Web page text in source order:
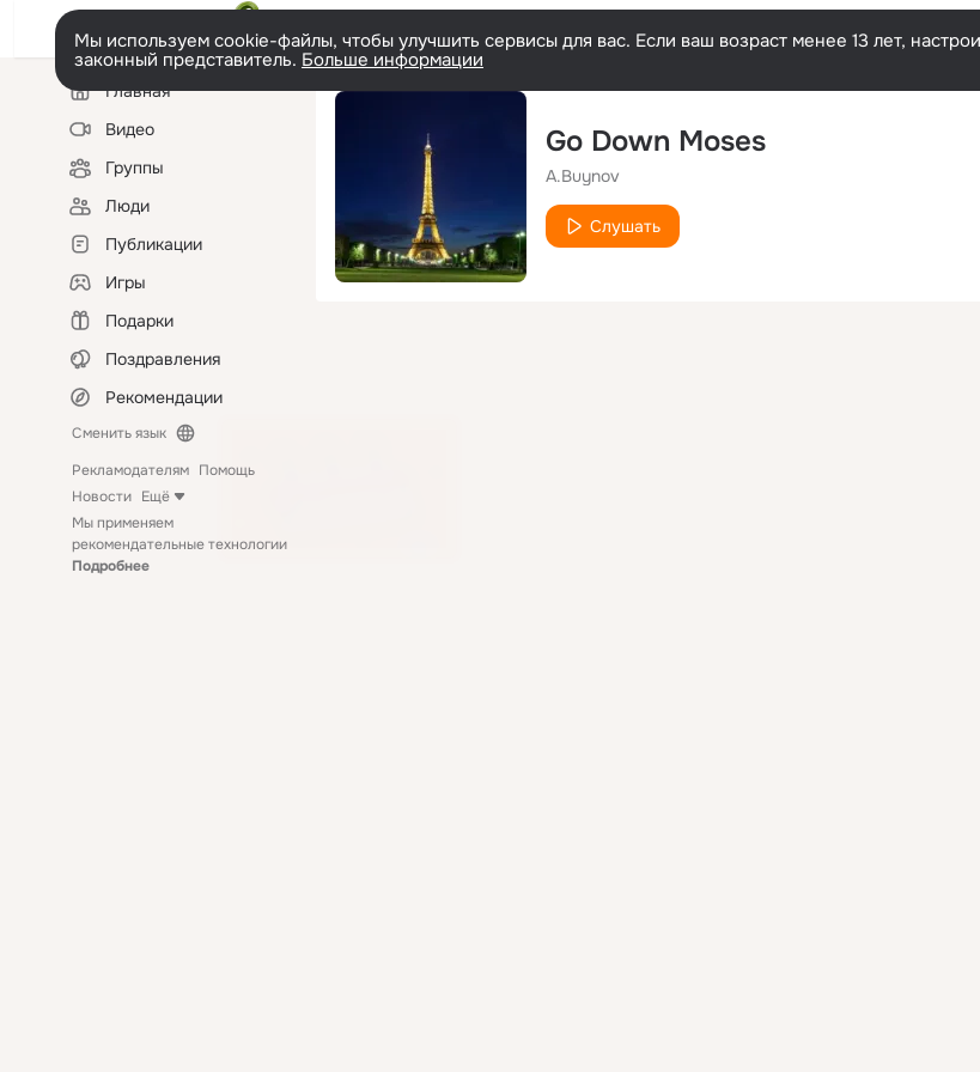
Мы используем cookie-файлы, чтобы улучшить сервисы для вас. Если ваш возраст менее 13 лет,
законный представитель. Больше информации
Левая
колонкаГлавная
Видео
Группы
Люди
Публикации
Игры
Подарки
Поздравления
Рекомендации
Сменить язык
Рекламодателям Помощь
Новости Ещё
Мы применяем
рекомендательные технологии
Подробнее
Go Down Moses
A.Buynov
Слушать